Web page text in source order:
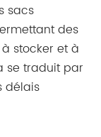
sacs
des
stocker et à
se traduit par
délais